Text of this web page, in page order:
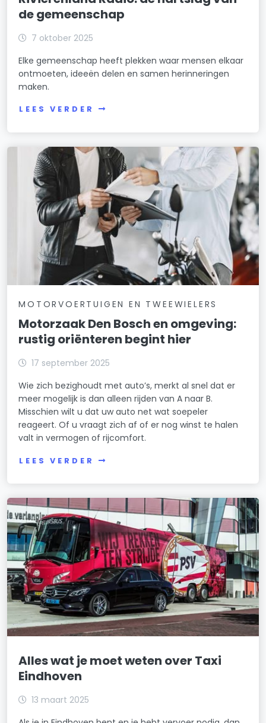
de gemeenschap
7 oktober 2025
Elke gemeenschap heeft plekken waar mensen elkaar
ontmoeten, ideeën delen en samen herinneringen
maken.
LEES VERDER
MOTORVOERTUIGEN EN TWEEWIELERS
Motorzaak Den Bosch en omgeving:
rustig oriënteren begint hier
17 september 2025
Wie zich bezighoudt met auto’s, merkt al snel dat er
meer mogelijk is dan alleen rijden van A naar B.
Misschien wilt u dat uw auto net wat soepeler
reageert. Of u vraagt zich af of er nog winst te halen
valt in vermogen of rijcomfort.
LEES VERDER
Alles wat je moet weten over Taxi
Eindhoven
13 maart 2025